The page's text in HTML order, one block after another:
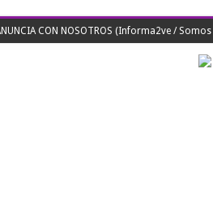
CON NOSOTROS (Informa2ve /